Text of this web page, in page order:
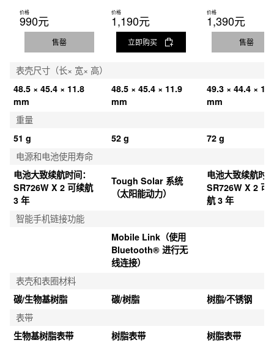
价格
990元
售罄
价格
1,190元
立即购买
价格
1,390元
售罄
表壳尺寸（长× 宽× 高）
48.5 × 45.4 × 11.8
mm
48.5 × 45.4 × 11.9
mm
49.3 × 44.4 ×
mm
重量
51 g
52 g
72 g
电源和电池使用寿命
电池大致续航时间：
SR726W X 2 可续航
3 年
Tough Solar 系统
（太阳能动力）
电池大致续航时
SR726W X 2 可
航 3 年
智能手机链接功能
Mobile Link（使用
Bluetooth® 进行无
线连接）
表壳和表圈材料
碳/生物基树脂
碳/树脂
树脂/不锈钢
表带
生物基树脂表带
树脂表带
树脂表带